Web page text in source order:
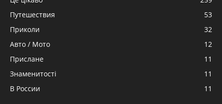
Путешествия
53
Приколи
32
Авто / Мото
12
Прислане
11
Знаменитості
11
В России
11